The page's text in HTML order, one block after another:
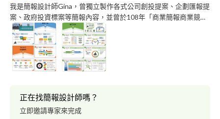
我是簡報設計師Gina，曾獨立製作各式公司創投提案、企劃匯報提
案、政府投資標案等簡報內容，並曾於108年「商業簡報商業競
賽」中獲取「金手獎」，設計簡報已有3年以上的經歷。 一位樂於
將平淡無奇的簡報，變身為引人注目的精采簡報愛好者！ 一個完
美簡報對我而言，「內容」與「設計」是兩個不可或缺的關鍵要
素，沒有協調的排版及配色，即使是再精采的內容，也無法引人入
勝。 但光有華麗的美編設計而虛無重點的簡報，即使一開始抓人
為如蹺蹺板一般，將簡報設計中的「內容重點」與「視覺巧思」達
到平衡，在擁有吸睛的視覺效果之餘，不模糊真正要傳達的核心重
點，完整地傳達簡報予觀看者。 如您認為您的簡報製作總是： →
正在找簡報設計師嗎？
立即邀請專家來完成